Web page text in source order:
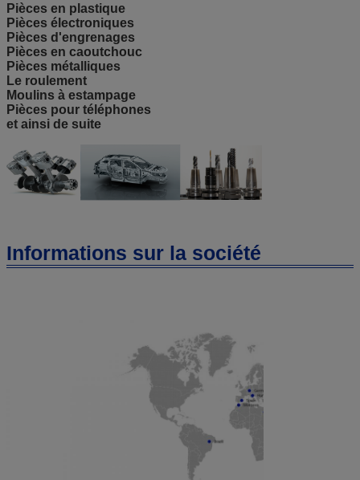
Pièces en plastique
Pièces électroniques
Pièces d'engrenages
Pièces en caoutchouc
Pièces métalliques
Le roulement
Moulins à estampage
Pièces pour téléphones
et ainsi de suite
Informations sur la société